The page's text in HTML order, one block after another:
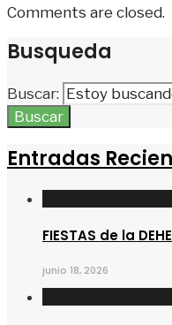
Comments are closed.
Busqueda
Buscar:
Buscar
Entradas
FIESTAS de la
junio 18, 2026